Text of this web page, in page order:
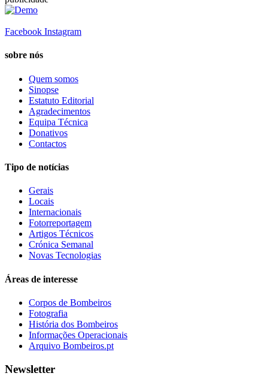
Facebook Instagram
sobre nós
Quem somos
Sinopse
Estatuto Editorial
Agradecimentos
Equipa Técnica
Donativos
Contactos
Tipo de notícias
Gerais
Locais
Internacionais
Fotorreportagem
Artigos Técnicos
Crónica Semanal
Novas Tecnologias
Áreas de interesse
Corpos de Bombeiros
Fotografia
História dos Bombeiros
Informações Operacionais
Arquivo Bombeiros.pt
Newsletter